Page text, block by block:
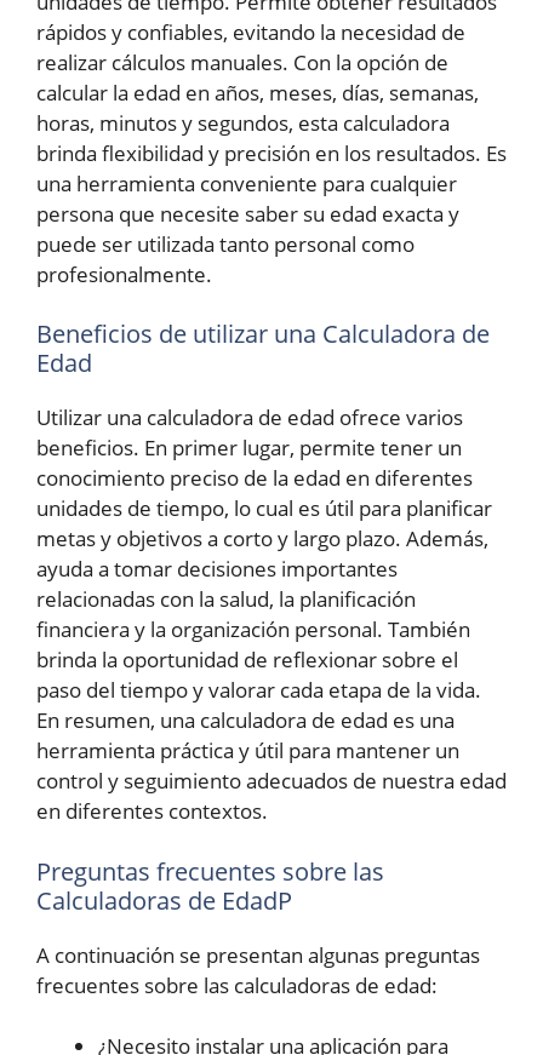
rápidos y confiables, evitando la necesidad de
realizar cálculos manuales. Con la opción de
calcular la edad en años, meses, días, semanas,
horas, minutos y segundos, esta calculadora
brinda flexibilidad y precisión en los resultados. Es
una herramienta conveniente para cualquier
persona que necesite saber su edad exacta y
puede ser utilizada tanto personal como
profesionalmente.
Beneficios de utilizar una Calculadora de
Edad
Utilizar una calculadora de edad ofrece varios
beneficios. En primer lugar, permite tener un
conocimiento preciso de la edad en diferentes
unidades de tiempo, lo cual es útil para planificar
metas y objetivos a corto y largo plazo. Además,
ayuda a tomar decisiones importantes
relacionadas con la salud, la planificación
financiera y la organización personal. También
brinda la oportunidad de reflexionar sobre el
paso del tiempo y valorar cada etapa de la vida.
En resumen, una calculadora de edad es una
herramienta práctica y útil para mantener un
control y seguimiento adecuados de nuestra edad
en diferentes contextos.
Preguntas frecuentes sobre las
Calculadoras de EdadP
A continuación se presentan algunas preguntas
frecuentes sobre las calculadoras de edad:
¿Necesito instalar una aplicación para